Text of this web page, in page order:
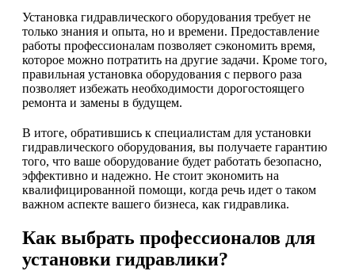
Установка гидравлического оборудования требует не
только знания и опыта, но и времени. Предоставление
работы профессионалам позволяет сэкономить время,
которое можно потратить на другие задачи. Кроме того,
правильная установка оборудования с первого раза
позволяет избежать необходимости дорогостоящего
ремонта и замены в будущем.
В итоге, обратившись к специалистам для установки
гидравлического оборудования, вы получаете гарантию
того, что ваше оборудование будет работать безопасно,
эффективно и надежно. Не стоит экономить на
квалифицированной помощи, когда речь идет о таком
важном аспекте вашего бизнеса, как гидравлика.
Как выбрать профессионалов для
установки гидравлики?